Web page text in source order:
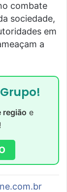
combate
sociedade,
em
a
região e